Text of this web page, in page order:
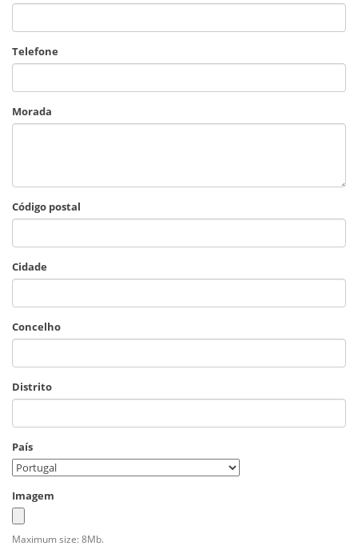
Telefone
Morada
Código postal
Cidade
Concelho
Distrito
País
Imagem
Maximum size: 8Mb.